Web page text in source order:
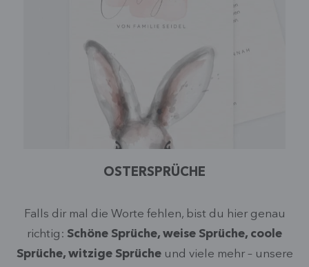
OSTERSPRÜCHE
Falls dir mal die Worte fehlen, bist du hier genau
richtig: Schöne Sprüche, weise Sprüche, coole
Sprüche, witzige Sprüche und viele mehr – unsere